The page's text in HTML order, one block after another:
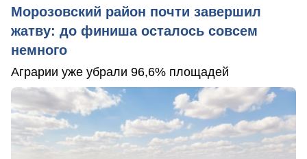
Морозовский район почти завершил
жатву: до финиша осталось совсем
немного
Аграрии уже убрали 96,6% площадей